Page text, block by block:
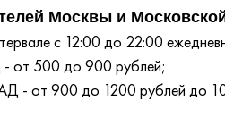
Москвы и
с 12:00 до 22:00
от 500 до 900 рублей;
- от 900 до 1200 рублей до